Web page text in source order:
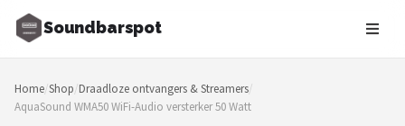
Soundbarspot
Zoeken
NAVIGATIE
Home/Shop/Draadloze ontvangers & Streamers/
AquaSound WMA50 WiFi-Audio versterker 50 Watt